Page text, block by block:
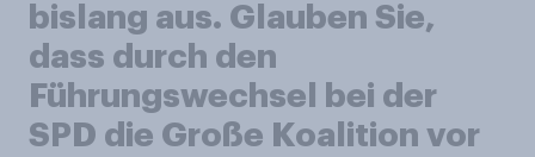
bislang aus. Glauben Sie,
dass durch den
Führungswechsel bei der
SPD die Große Koalition vor